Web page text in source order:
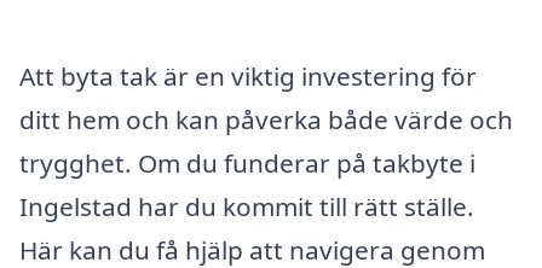
Att byta tak är en viktig investering för
ditt hem och kan påverka både värde och
trygghet. Om du funderar på takbyte i
Ingelstad har du kommit till rätt ställe.
Här kan du få hjälp att navigera genom